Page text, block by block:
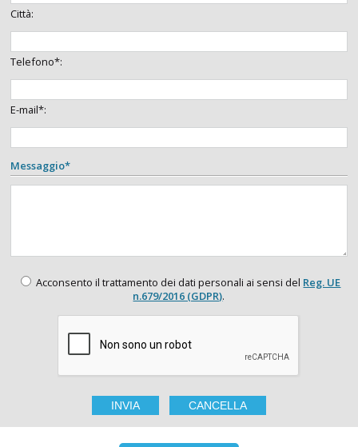
Città:
Telefono*:
E-mail*:
Messaggio*
Acconsento il trattamento dei dati personali ai sensi del Reg. UE
n.679/2016 (GDPR).